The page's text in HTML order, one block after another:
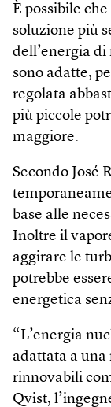
È possibile
soluzione più
dell’energia
sono adatte,
regolata
più piccole
maggiore.
Secondo José
base alle
Inoltre il
aggirare le
potrebbe
energetica
“L’energia
adattata a
rinnovabili
Qvist,